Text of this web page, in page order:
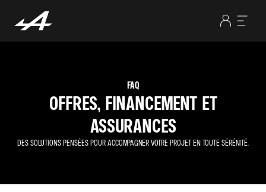
FAQ
OFFRES, FINANCEMENT ET
ASSURANCES
DES SOLUTIONS PENSÉES POUR ACCOMPAGNER VOTRE PROJET EN TOUTE SÉRÉNITÉ.